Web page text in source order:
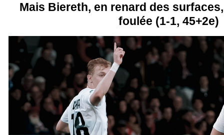
Mais Biereth, en renard des
foulée (1-1, 45+2e)